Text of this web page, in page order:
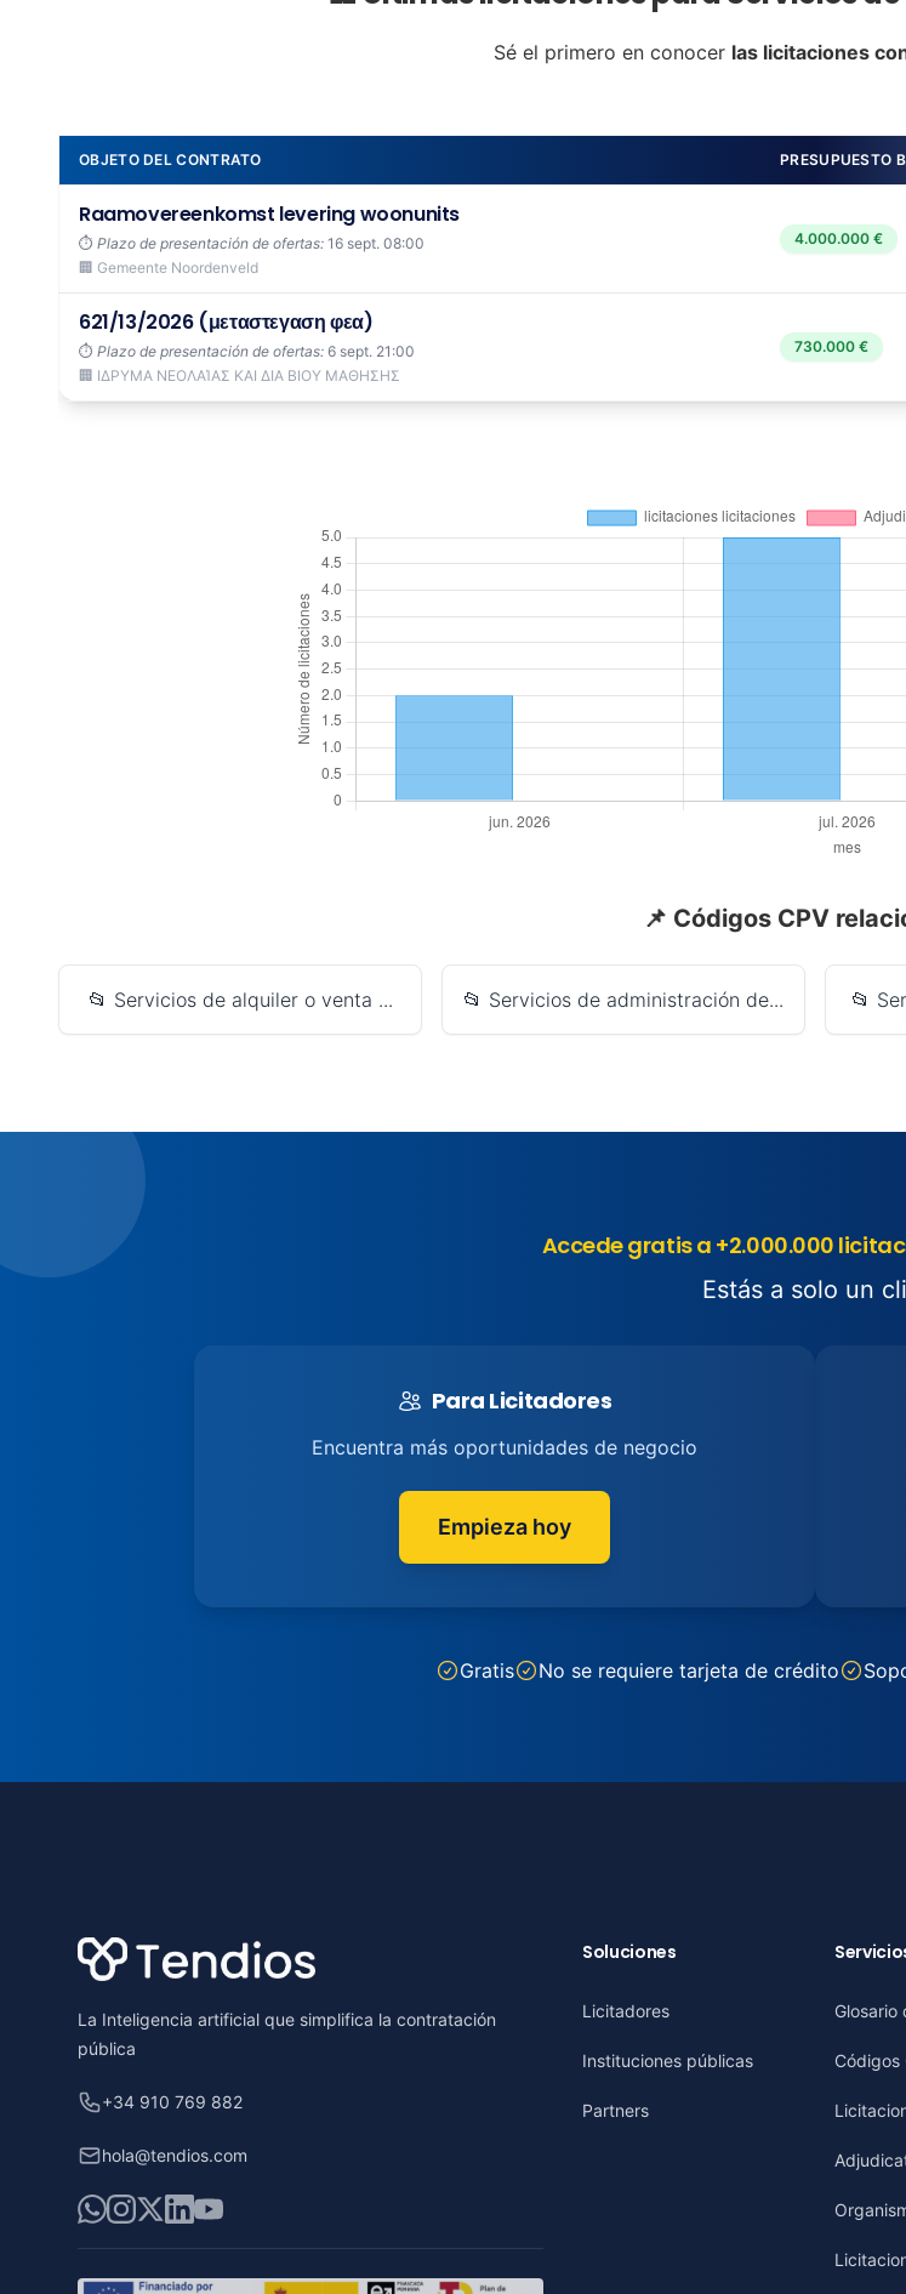
Sé el primero en conocer las licitaciones
OBJETO DEL CONTRATO PRESUPUESTO
Raamovereenkomst levering woonunits
⏱️ Plazo de presentación de ofertas: 16 sept. 08:00
🏢 Gemeente Noordenveld
4.000.000 €
621/13/2026 (μεταστεγαση φεα)
⏱️ Plazo de presentación de ofertas: 6 sept. 21:00
🏢 ΙΔΡΥΜΑ ΝΕΟΛΑΊΑΣ ΚΑΙ ΔΙΑ ΒΙΟΥ ΜΑΘΗΣΗΣ
730.000 €
📌 Códigos CPV
📂 Servicios de alquiler o venta ... 📂 Servicios de administración de... 📂
Accede gratis a +2.000.000
Estás a solo un
Para Licitadores
Encuentra más oportunidades de negocio
Empieza hoy
Gratis No se requiere tarjeta de crédito
La Inteligencia artificial que simplifica la contratación
pública
+34 910 769 882
hola@tendios.com
WhatsApp
Instagram
X LinkedIn
YouTube
Soluciones
Licitadores
Instituciones públicas
Partners
Glosario
Códigos